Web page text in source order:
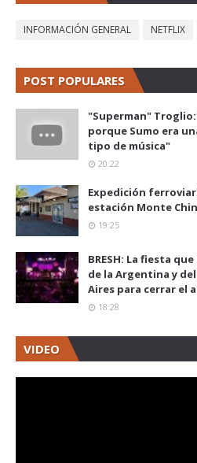
INFORMACIÓN GENERAL NETFLIX
POST POPULARES
"Superman"
porque Sumo era
tipo de música"
20:22
Expedición
estación Monte
19:25
BRESH: La fiesta
de la Argentina y
Aires para cerrar el
18:28
VIDEO